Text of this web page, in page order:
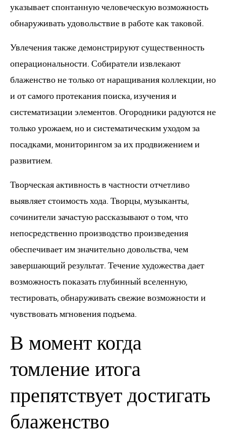
указывает спонтанную человеческую возможность
обнаруживать удовольствие в работе как таковой.
Увлечения также демонстрируют существенность
операциональности. Собиратели извлекают
блаженство не только от наращивания коллекции, но
и от самого протекания поиска, изучения и
систематизации элементов. Огородники радуются не
только урожаем, но и систематическим уходом за
посадками, мониторингом за их продвижением и
развитием.
Творческая активность в частности отчетливо
выявляет стоимость хода. Творцы, музыканты,
сочинители зачастую рассказывают о том, что
непосредственно производство произведения
обеспечивает им значительно довольства, чем
завершающий результат. Течение художества дает
возможность показать глубинный вселенную,
тестировать, обнаруживать свежие возможности и
чувствовать мгновения подъема.
В момент когда
томление итога
препятствует достигать
блаженство